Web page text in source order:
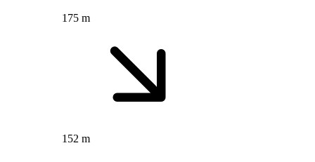
175 m
152 m